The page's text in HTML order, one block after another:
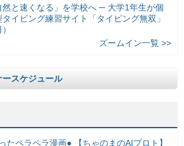
然と速くなる」を学校へ ─ 大学1年生が個
イピング練習サイト「タイピング無双」
ズームイン一覧 >>
スケジュール
たペラペラ漫画● 【ちゃのまのAIプロト】